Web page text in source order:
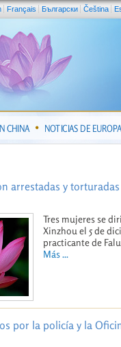
Français Български Čeština
CHINA NOTICIAS DE EUROPA
arrestadas y
Tres mujeres se
Xinzhou el 5 de
practicante de
Más ...
por la policía y la